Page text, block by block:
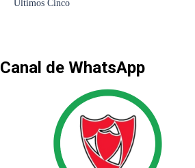
Canal de WhatsApp